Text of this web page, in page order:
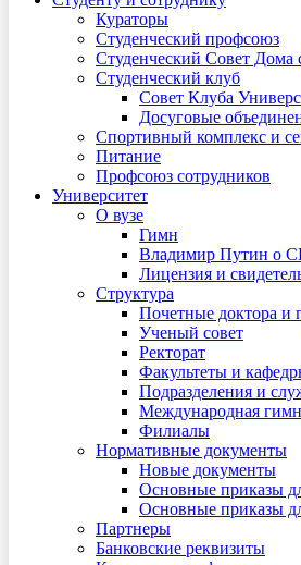
Кураторы
Студенческий профсоюз
Студенческий Совет Дома
Студенческий клуб
Совет Клуба
Досуговые
Спортивный комплекс и
Питание
Профсоюз сотрудников
Университет
О вузе
Гимн
Владимир Путин о
Лицензия и
Структура
Почетные доктора и
Ученый совет
Ректорат
Факультеты и
Подразделения и
Международная
Филиалы
Нормативные документы
Новые документы
Основные приказы
Основные приказы
Партнеры
Банковские реквизиты